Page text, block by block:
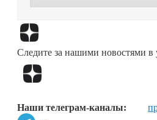
Следите за нашими новостями в
Наши телеграм-каналы: